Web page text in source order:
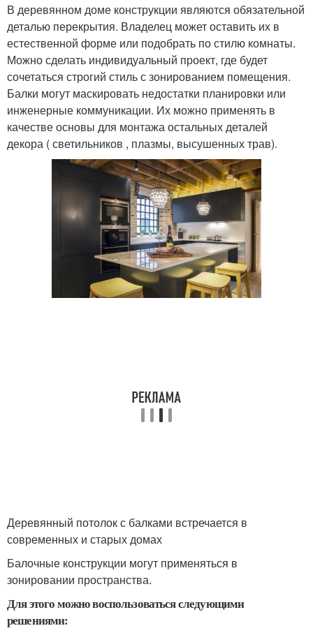
В деревянном доме конструкции являются обязательной
деталью перекрытия. Владелец может оставить их в
естественной форме или подобрать по стилю комнаты.
Можно сделать индивидуальный проект, где будет
сочетаться строгий стиль с зонированием помещения.
Балки могут маскировать недостатки планировки или
инженерные коммуникации. Их можно применять в
качестве основы для монтажа остальных деталей
декора ( светильников , плазмы, высушенных трав).
Деревянный потолок с балками встречается в
современных и старых домах
Балочные конструкции могут применяться в
зонировании пространства.
Для этого можно воспользоваться следующими
решениями: